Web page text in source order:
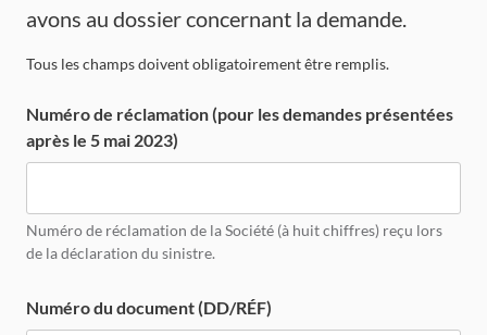
avons au dossier concernant la demande.
Tous les champs doivent obligatoirement être remplis.
Numéro de réclamation (pour les demandes présentées
après le 5 mai 2023)
Numéro de réclamation de la Société (à huit chiffres) reçu lors
de la déclaration du sinistre.
Numéro du document (DD/RÉF)